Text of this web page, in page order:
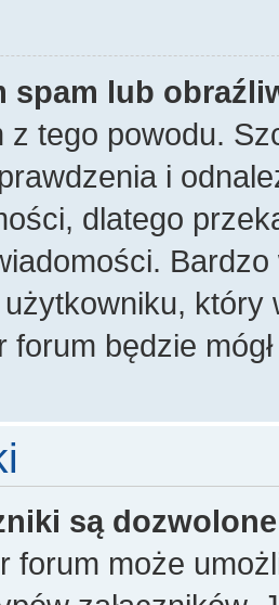
spam lub
z tego powodu.
i
dlatego
który
forum będzie
są
forum może